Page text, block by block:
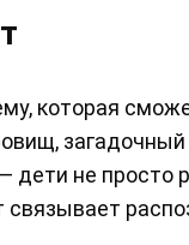
которая
дети не